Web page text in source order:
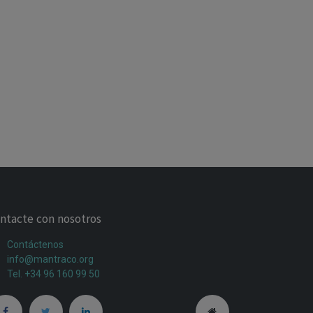
con nosotros
Contáctenos
info@mantraco.org
Tel. +34 96 160 99 50